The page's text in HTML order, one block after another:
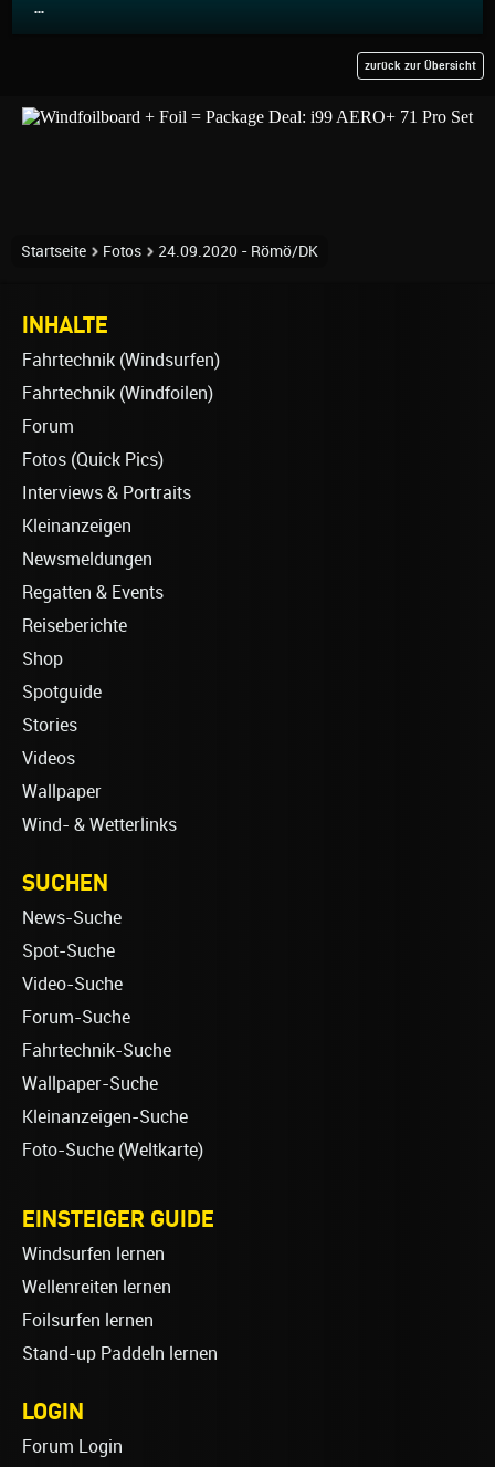
...
zurück zur Übersicht
Startseite Fotos 24.09.2020 - Römö/DK
INHALTE
Fahrtechnik (Windsurfen)
Fahrtechnik (Windfoilen)
Forum
Fotos (Quick Pics)
Interviews & Portraits
Kleinanzeigen
Newsmeldungen
Regatten & Events
Reiseberichte
Shop
Spotguide
Stories
Videos
Wallpaper
Wind- & Wetterlinks
SUCHEN
News-Suche
Spot-Suche
Video-Suche
Forum-Suche
Fahrtechnik-Suche
Wallpaper-Suche
Kleinanzeigen-Suche
Foto-Suche (Weltkarte)
EINSTEIGER GUIDE
Windsurfen lernen
Wellenreiten lernen
Foilsurfen lernen
Stand-up Paddeln lernen
LOGIN
Forum Login